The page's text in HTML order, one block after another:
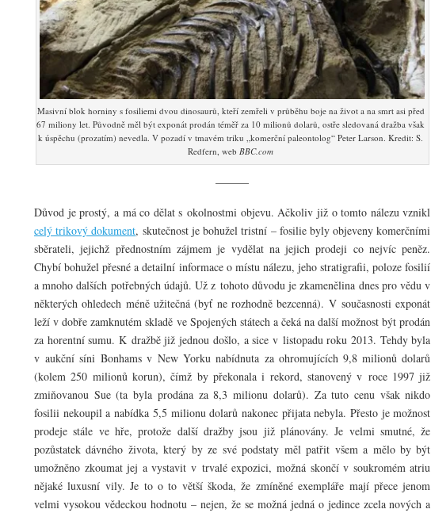
Masivní blok horniny s fosiliemi dvou dinosaurů, kteří zemřeli v průběhu boje na život a na smrt asi před
67 miliony let. Původně měl být exponát prodán téměř za 10 milionů dolarů, ostře sledovaná dražba však
k úspěchu (prozatím) nevedla. V pozadí v tmavém triku „komerční paleontolog“ Peter Larson. Kredit: S.
Redfern, webBBC.com
———
Důvod je prostý, a má co dělat s okolnostmi objevu. Ačkoliv již o tomto nálezu vznikl
celý trikový dokument, skutečnost je bohužel tristní – fosilie byly objeveny komerčními
sběrateli, jejichž přednostním zájmem je vydělat na jejich prodeji co nejvíc peněz.
Chybí bohužel přesné a detailní informace o místu nálezu, jeho stratigrafii, poloze fosilií
a mnoho dalších potřebných údajů. Už z tohoto důvodu je zkamenělina dnes pro vědu v
některých ohledech méně užitečná (byť ne rozhodně bezcenná). V současnosti exponát
leží v dobře zamknutém skladě ve Spojených státech a čeká na další možnost být prodán
za horentní sumu. K dražbě již jednou došlo, a sice v listopadu roku 2013. Tehdy byla
v aukční síni Bonhams v New Yorku nabídnuta za ohromujících 9,8 milionů dolarů
(kolem 250 milionů korun), čímž by překonala i rekord, stanovený v roce 1997 již
zmiňovanou Sue (ta byla prodána za 8,3 milionu dolarů). Za tuto cenu však nikdo
fosilii nekoupil a nabídka 5,5 milionu dolarů nakonec přijata nebyla. Přesto je možnost
prodeje stále ve hře, protože další dražby jsou již plánovány. Je velmi smutné, že
pozůstatek dávného života, který by ze své podstaty měl patřit všem a mělo by být
umožněno zkoumat jej a vystavit v trvalé expozici, možná skončí v soukromém atriu
nějaké luxusní vily. Je to o to větší škoda, že zmíněné exempláře mají přece jenom
velmi vysokou vědeckou hodnotu – nejen, že se možná jedná o jedince zcela nových a